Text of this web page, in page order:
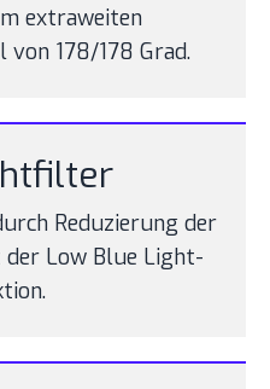
extraweiten
178/178 Grad.
Reduzierung der
Low Blue Light-